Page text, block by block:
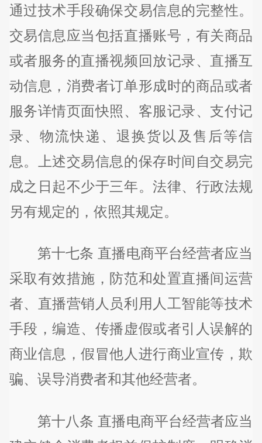
通过技术手段确保交易信息的完整性。
交易信息应当包括直播账号，有关商品
或者服务的直播视频回放记录、直播互
动信息，消费者订单形成时的商品或者
服务详情页面快照、客服记录、支付记
录、物流快递、退换货以及售后等信
息。上述交易信息的保存时间自交易完
成之日起不少于三年。法律、行政法规
另有规定的，依照其规定。
第十七条 直播电商平台经营者应当
采取有效措施，防范和处置直播间运营
者、直播营销人员利用人工智能等技术
手段，编造、传播虚假或者引人误解的
商业信息，假冒他人进行商业宣传，欺
骗、误导消费者和其他经营者。
第十八条 直播电商平台经营者应当